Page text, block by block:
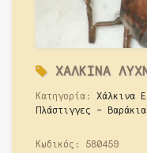
ΧΑΛΚΙΝΑ
Κατηγορία: Χάλκινα
Πλάστιγγες - Βαράκια
Κωδικός: 580459